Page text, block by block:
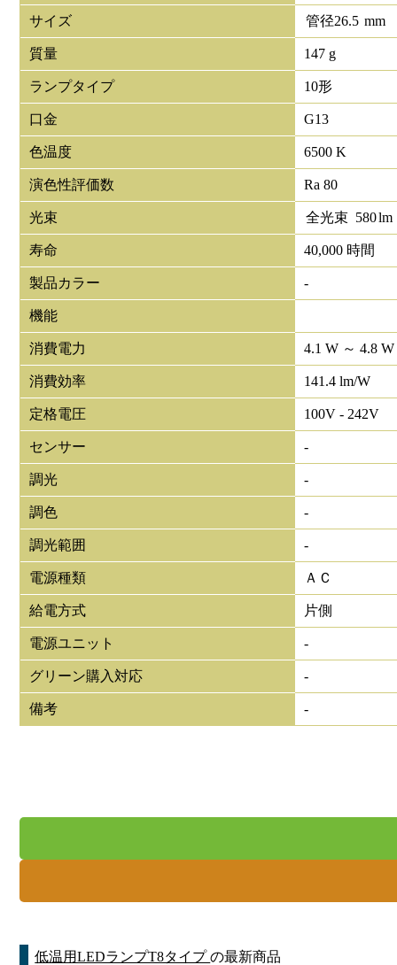
サイズ 管径26.5 mm
質量 147 g
ランプタイプ 10形
口金 G13
色温度 6500 K
演色性評価数 Ra 80
光束 全光束 580lm
寿命 40,000 時間
製品カラー -
機能
消費電力 4.1 W ～ 4.8 W
消費効率 141.4 lm/W
定格電圧 100V - 242V
センサー -
調光 -
調色 -
調光範囲 -
電源種類 ＡＣ
給電方式 片側
電源ユニット -
グリーン購入対応 -
備考 -
低温用LEDランプT8タイプの最新商品